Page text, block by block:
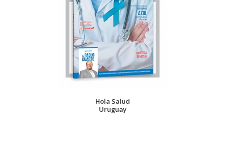
Hola Salud
Uruguay